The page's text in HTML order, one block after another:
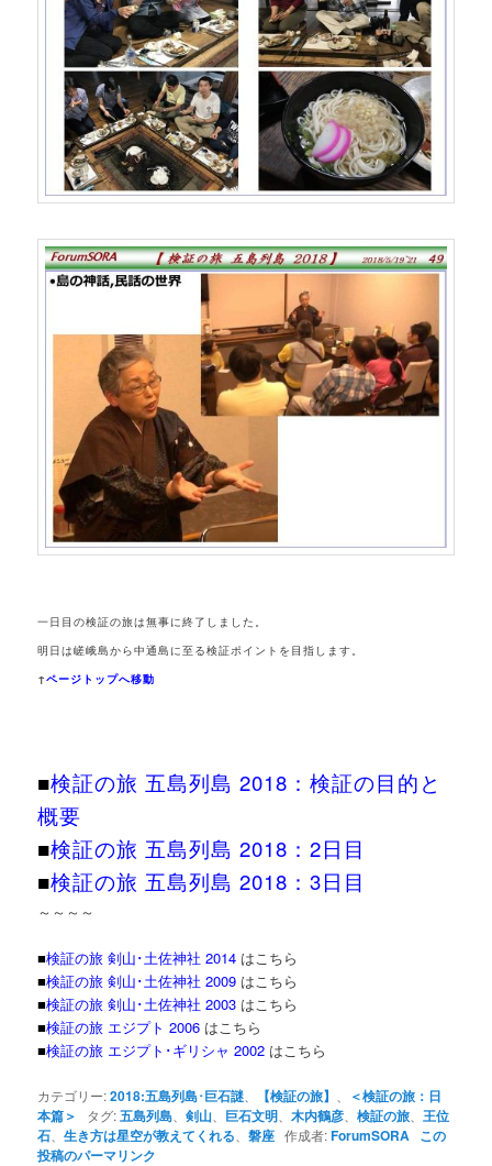
一日目の検証の旅は無事に終了しました。
明日は嵯峨島から中通島に至る検証ポイントを目指し ます。
↑ページトップへ移動
■検証の旅 五島列島 2018：検証の目的と
概要
■検証の旅 五島列島 2018：2日目
■検証の旅 五島列島 2018：3日目
～～～～
■検証の旅 剣山･土佐神社 2014 はこちら
■検証の旅 剣山･土佐神社 2009 はこちら
■検証の旅 剣山･土佐神社 2003 はこちら
■検証の旅 エジプト 2006 はこちら
■検証の旅 エジプト･ギリシャ 2002 はこちら
カテゴリー:2018:五島列島･巨石謎 【検証の旅】
＜検証の旅：日
本篇＞
タグ:五島列島 、剣山 巨石文明 、木内鶴彦 、検証の旅 、王位
石 、生き方は星空が教えてくれる 、磐座 作成者:ForumSORA
この
投稿のパーマリンク